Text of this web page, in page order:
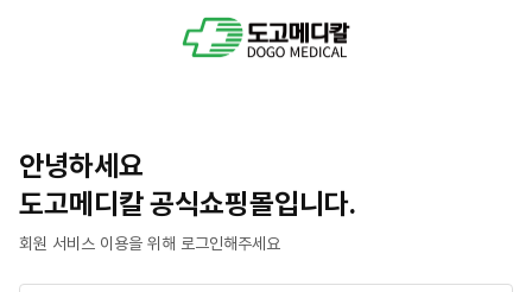
안녕하세요
도고메디칼 공식쇼핑몰입니다.
회원 서비스 이용을 위해 로그인해주세요